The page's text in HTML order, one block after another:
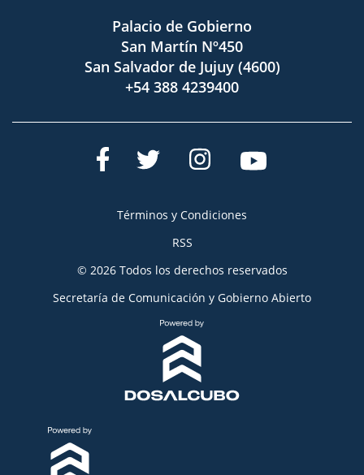
Palacio de Gobierno
San Martín Nº450
San Salvador de Jujuy (4600)
+54 388 4239400
Términos y Condiciones
RSS
© 2026 Todos los derechos reservados
Secretaría de Comunicación y Gobierno Abierto